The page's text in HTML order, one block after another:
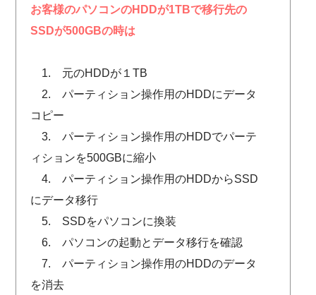
お客様のパソコンのHDDが1TBで移行先の
SSDが500GBの時は
1. 元のHDDが１TB
2. パーティション操作用のHDDにデータ
コピー
3. パーティション操作用のHDDでパーテ
ィションを500GBに縮小
4. パーティション操作用のHDDからSSD
にデータ移行
5. SSDをパソコンに換装
6. パソコンの起動とデータ移行を確認
7. パーティション操作用のHDDのデータ
を消去